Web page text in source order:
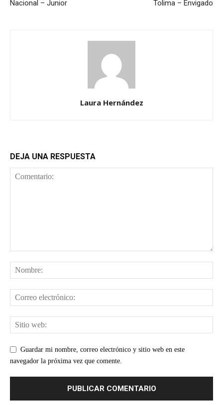
Nacional – Junior Tolima – Envigado
Laura Hernández
DEJA UNA RESPUESTA
Guardar mi nombre, correo electrónico y sitio web en este
navegador la próxima vez que comente.